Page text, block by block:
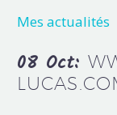
Mes actualités
08 Oct: